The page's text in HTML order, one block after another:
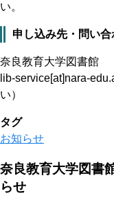
い。
申し込み先・問い合
奈良教育大学図書館
lib-service[at]nara-
い）
タグ
お知らせ
奈良教育大学図書
らせ